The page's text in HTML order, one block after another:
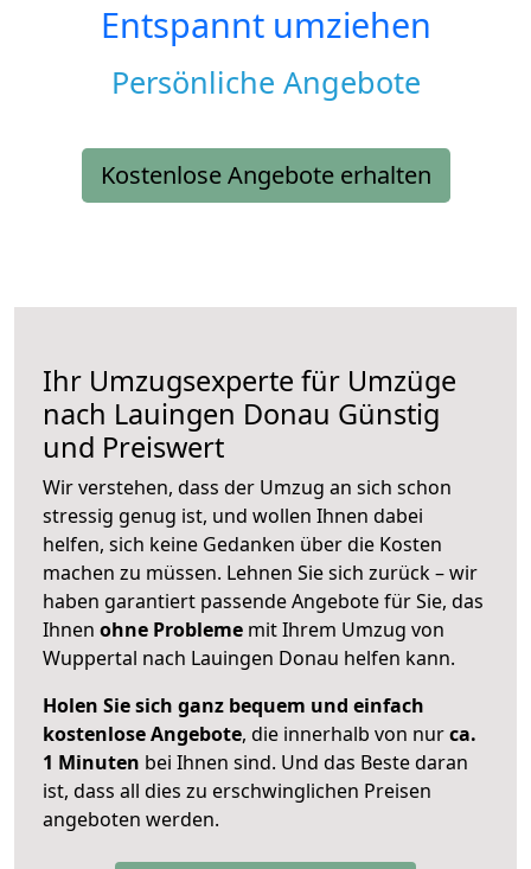
Entspannt umziehen
Persönliche Angebote
Kostenlose Angebote erhalten
Ihr Umzugsexperte für Umzüge
nach Lauingen Donau Günstig
und Preiswert
Wir verstehen, dass der Umzug an sich schon
stressig genug ist, und wollen Ihnen dabei
helfen, sich keine Gedanken über die Kosten
machen zu müssen. Lehnen Sie sich zurück – wir
haben garantiert passende Angebote für Sie, das
Ihnen ohne Probleme mit Ihrem Umzug von
Wuppertal nach Lauingen Donau helfen kann.
Holen Sie sich ganz bequem und einfach
kostenlose Angebote, die innerhalb von nurca.
1 Minuten bei Ihnen sind. Und das Beste daran
ist, dass all dies zu erschwinglichen Preisen
angeboten werden.